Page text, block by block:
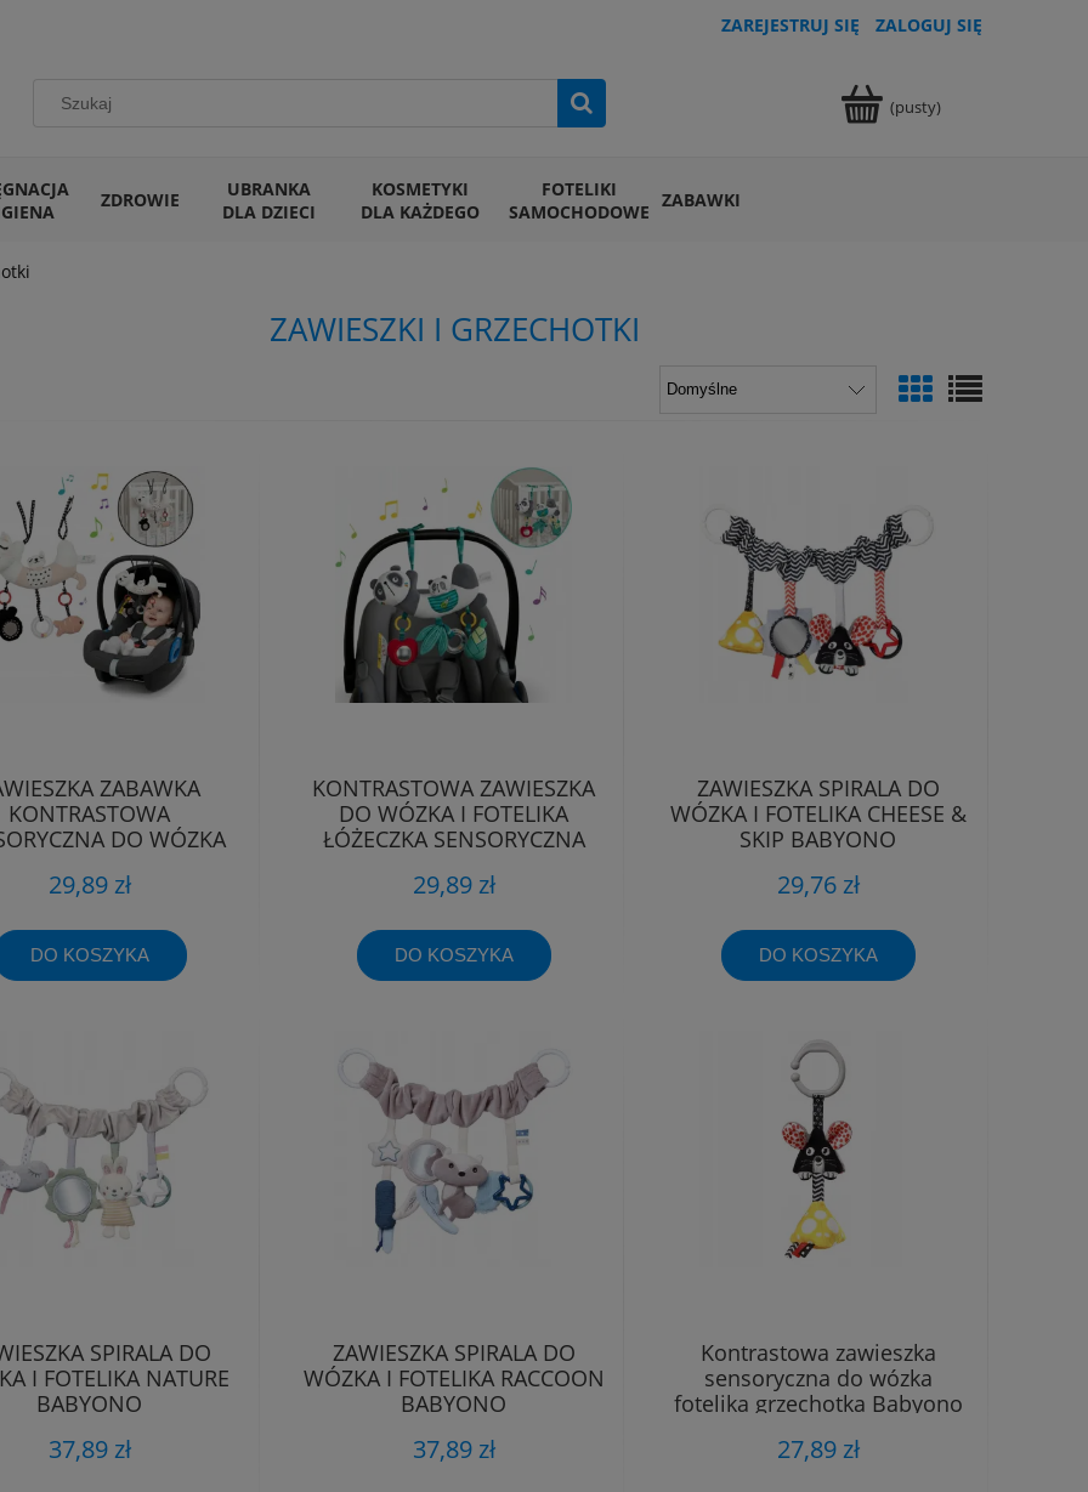
ZAREJESTRUJ SIĘ ZALOGUJ SIĘ
(pusty)
ZDROWIE
UBRANKA
DLA DZIECI
KOSMETYKI
DLA KAŻDEGO
FOTELIKI
SAMOCHODOWE ZABAWKI
ZAWIESZKI I GRZECHOTKI
ZABAWKA
KONTRASTOWA
DO WÓZKA
29,89 zł
DO KOSZYKA
KONTRASTOWA ZAWIESZKA
DO WÓZKA I FOTELIKA
ŁÓŻECZKA SENSORYCZNA
29,89 zł
DO KOSZYKA
ZAWIESZKA SPIRALA DO
WÓZKA I FOTELIKA CHEESE &
SKIP BABYONO
29,76 zł
DO KOSZYKA
SPIRALA DO
I FOTELIKA NATURE
BABYONO
37,89 zł
ZAWIESZKA SPIRALA DO
WÓZKA I FOTELIKA RACCOON
BABYONO
37,89 zł
Kontrastowa zawieszka
sensoryczna do wózka
fotelika grzechotka Babyono
27,89 zł